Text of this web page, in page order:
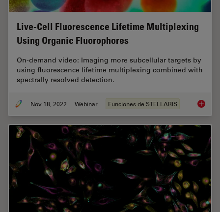
Live-Cell Fluorescence Lifetime Multiplexing
Using Organic Fluorophores
On-demand video: Imaging more subcellular targets by
using fluorescence lifetime multiplexing combined with
spectrally resolved detection.
Nov 18, 2022 Webinar Funciones de STELLARIS Live-